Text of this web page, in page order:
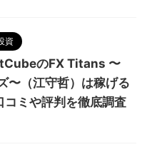
資
のFX Titans 〜
〜（江守哲）は稼げる
コミや評判を徹底調査